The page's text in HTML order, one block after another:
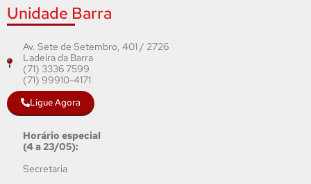
Unidade Barra
Av. Sete de Setembro, 401 / 2726
Ladeira da Barra
(71) 3336 7599
(71) 99910-4171
Ligue Agora
Horário especial
(4 a 23/05):
Secretaria